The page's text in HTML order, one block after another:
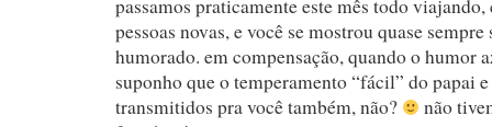
passamos praticamente este mês todo
pessoas novas, e você se mostrou quase
humorado. em compensação, quando o humor
suponho que o temperamento “fácil” do papai
transmitidos pra você também, não?
não